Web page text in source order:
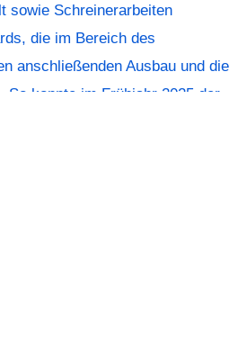
sowie Schreinerarbeiten
die im Bereich des
anschließenden Ausbau und die
So konnte im Frühjahr 2025 der